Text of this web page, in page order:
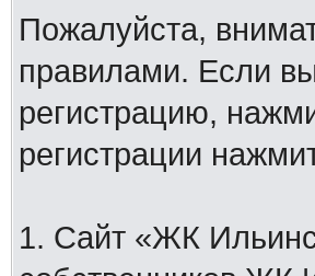
Пожалуйста,
правилами. Если
регистрацию,
регистрации
1. Сайт «ЖК